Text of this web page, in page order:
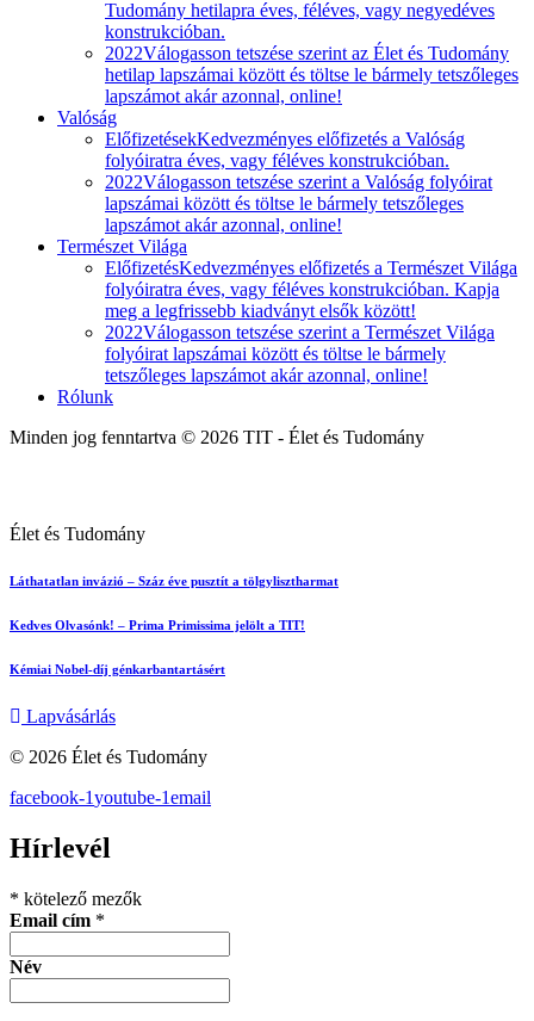
Tudomány hetilapra éves, féléves, vagy negyedéves
konstrukcióban.
2022Válogasson tetszése szerint az Élet és Tudomány
hetilap lapszámai között és töltse le bármely tetszőleges
lapszámot akár azonnal, online!
Valóság
ElőfizetésekKedvezményes előfizetés a Valóság
folyóiratra éves, vagy féléves konstrukcióban.
2022Válogasson tetszése szerint a Valóság folyóirat
lapszámai között és töltse le bármely tetszőleges
lapszámot akár azonnal, online!
Természet Világa
ElőfizetésKedvezményes előfizetés a Természet Világa
folyóiratra éves, vagy féléves konstrukcióban. Kapja
meg a legfrissebb kiadványt elsők között!
2022Válogasson tetszése szerint a Természet Világa
folyóirat lapszámai között és töltse le bármely
tetszőleges lapszámot akár azonnal, online!
Rólunk
Minden jog fenntartva © 2026 TIT - Élet és Tudomány
Élet és Tudomány
Láthatatlan invázió – Száz éve pusztít a tölgylisztharmat
Kedves Olvasónk! – Prima Primissima jelölt a TIT!
Kémiai Nobel-díj génkarbantartásért
Lapvásárlás
© 2026 Élet és Tudomány
facebook-1youtube-1email
Hírlevél
* kötelező mezők
Email cím *
Név